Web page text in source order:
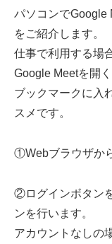
パソコンでGoogle
をご紹介します。
仕事で利用する場
Google Meetを開
ブックマークに入
スメです。
①Webブラウザか
②ログインボタン
ンを行います。
アカウントなしの